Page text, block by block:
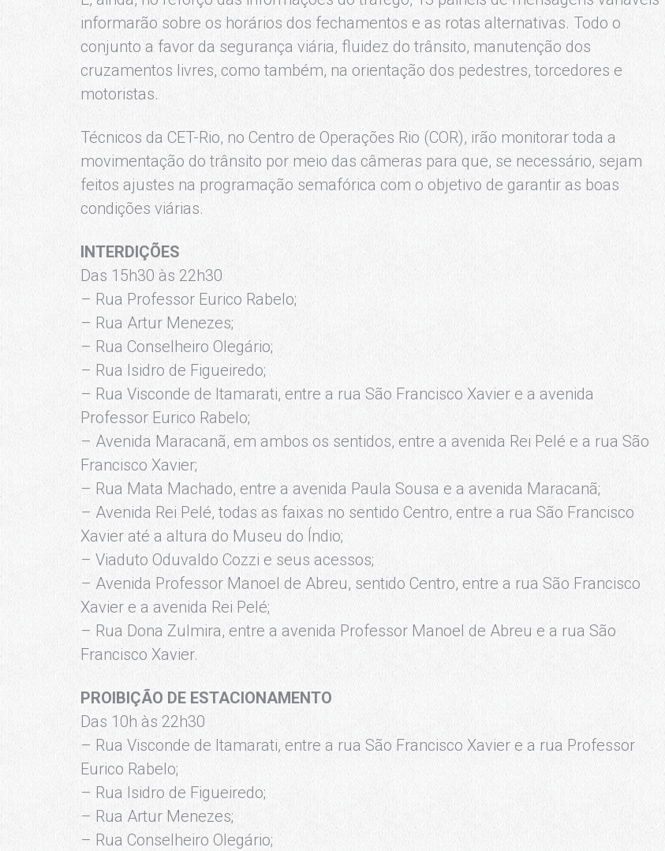
informarão sobre os horários dos fechamentos e as rotas alternativas. Todo o
conjunto a favor da segurança viária, fluidez do trânsito, manutenção dos
cruzamentos livres, como também, na orientação dos pedestres, torcedores e
motoristas.
Técnicos da CET-Rio, no Centro de Operações Rio (COR), irão monitorar toda a
movimentação do trânsito por meio das câmeras para que, se necessário, sejam
feitos ajustes na programação semafórica com o objetivo de garantir as boas
condições viárias.
INTERDIÇÕES
Das 15h30 às 22h30
– Rua Professor Eurico Rabelo;
– Rua Artur Menezes;
– Rua Conselheiro Olegário;
– Rua Isidro de Figueiredo;
– Rua Visconde de Itamarati, entre a rua São Francisco Xavier e a avenida
Professor Eurico Rabelo;
– Avenida Maracanã, em ambos os sentidos, entre a avenida Rei Pelé e a rua São
Francisco Xavier;
– Rua Mata Machado, entre a avenida Paula Sousa e a avenida Maracanã;
– Avenida Rei Pelé, todas as faixas no sentido Centro, entre a rua São Francisco
Xavier até a altura do Museu do Índio;
– Viaduto Oduvaldo Cozzi e seus acessos;
– Avenida Professor Manoel de Abreu, sentido Centro, entre a rua São Francisco
Xavier e a avenida Rei Pelé;
– Rua Dona Zulmira, entre a avenida Professor Manoel de Abreu e a rua São
Francisco Xavier.
PROIBIÇÃO DE ESTACIONAMENTO
Das 10h às 22h30
– Rua Visconde de Itamarati, entre a rua São Francisco Xavier e a rua Professor
Eurico Rabelo;
– Rua Isidro de Figueiredo;
– Rua Artur Menezes;
– Rua Conselheiro Olegário;